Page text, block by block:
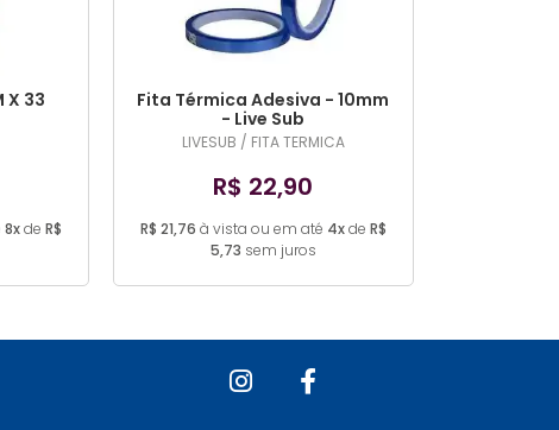
X 33
8xde R$
Fita Térmica Adesiva - 10mm
- Live Sub
LIVESUB / FITA TERMICA
R$ 22,90
R$ 21,76 à vista ou em até 4xde R$
5,73 sem juros